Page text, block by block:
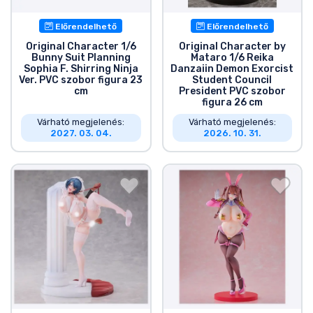
Előrendelhető
Original Character 1/6
Bunny Suit Planning
Sophia F. Shirring Ninja
Ver. PVC szobor figura 23
cm
Várható megjelenés:
2027. 03. 04.
Előrendelhető
Original Character by
Mataro 1/6 Reika
Danzaiin Demon Exorcist
Student Council
President PVC szobor
figura 26 cm
Várható megjelenés:
2026. 10. 31.
Sportos cuccok
Zenés cuccok
Terméktípusok
Márkák